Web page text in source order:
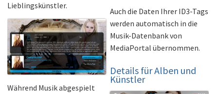
Lieblingskünstler.
Während Musik abgespielt
Auch die Daten Ihrer ID3-Tags
werden automatisch in die
Musik-Datenbank von
MediaPortal übernommen.
Details für Alben und
Künstler